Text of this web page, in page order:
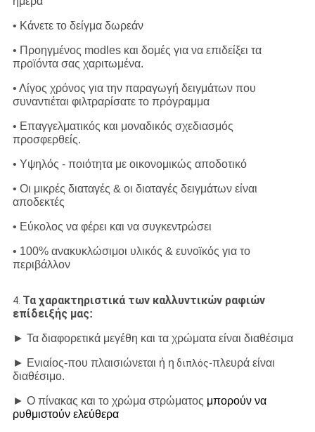
• Κάνετε το δείγμα δωρεάν
• Προηγμένος modles και δομές για να επιδείξει τα
προϊόντα σας χαριτωμένα.
• Λίγος χρόνος για την παραγωγή δειγμάτων που
συναντιέται φιλτραρίσατε το πρόγραμμα
• Επαγγελματικός και μοναδικός σχεδιασμός
προσφερθείς.
• Υψηλός - ποιότητα με οικονομικώς αποδοτικό
• Οι μικρές διαταγές & οι διαταγές δειγμάτων είναι
αποδεκτές
• Εύκολος να φέρει και να συγκεντρώσει
• 100% ανακυκλώσιμοι υλικός & ευνοϊκός για το
περιβάλλον
4. Τα χαρακτηριστικά των καλλυντικών ραφιών
επίδειξής μας:
► Τα διαφορετικά μεγέθη και τα χρώματα είναι διαθέσιμα
► Ενιαίος-που πλαισιώνεται ή η διπλός-πλευρά είναι
διαθέσιμο.
► Ο πίνακας και το χρώμα στρώματος μπορούν να
ρυθμιστούν ελεύθερα